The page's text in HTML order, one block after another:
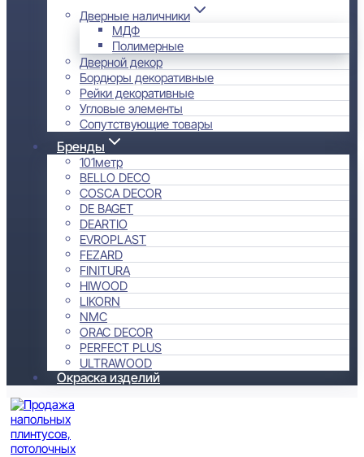
Дверные наличники
МДФ
Полимерные
Дверной декор
Бордюры декоративные
Рейки декоративные
Угловые элементы
Сопутствующие товары
Бренды
101метр
BELLO DECO
COSCA DECOR
DE BAGET
DEARTIO
EVROPLAST
FEZARD
FINITURA
HIWOOD
LIKORN
NMC
ORAC DECOR
PERFECT PLUS
ULTRAWOOD
Окраска изделий